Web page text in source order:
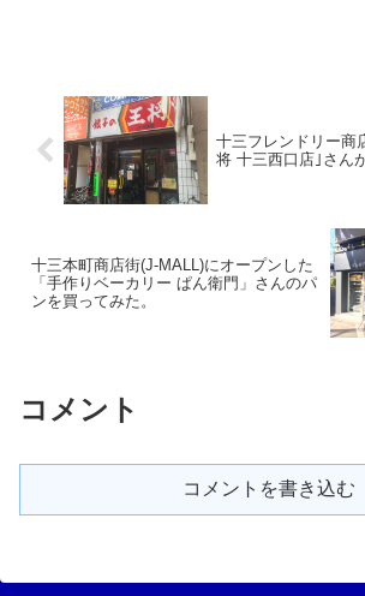
十三フレンドリー商
将 十三西口店｣さん
十三本町商店街(J-MALL)にオープンした
「手作りベーカリー ぱん衛門」さんのパ
ンを買ってみた。
コメント
コメントを書き込む